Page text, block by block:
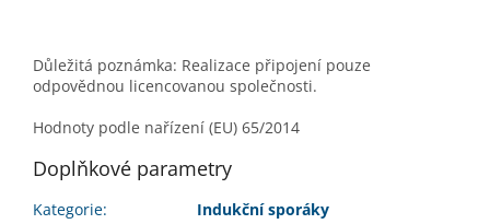
Důležitá poznámka: Realizace připojení pouze
odpovědnou licencovanou společnosti.
Hodnoty podle nařízení (EU) 65/2014
Doplňkové parametry
Kategorie:
Indukční sporáky